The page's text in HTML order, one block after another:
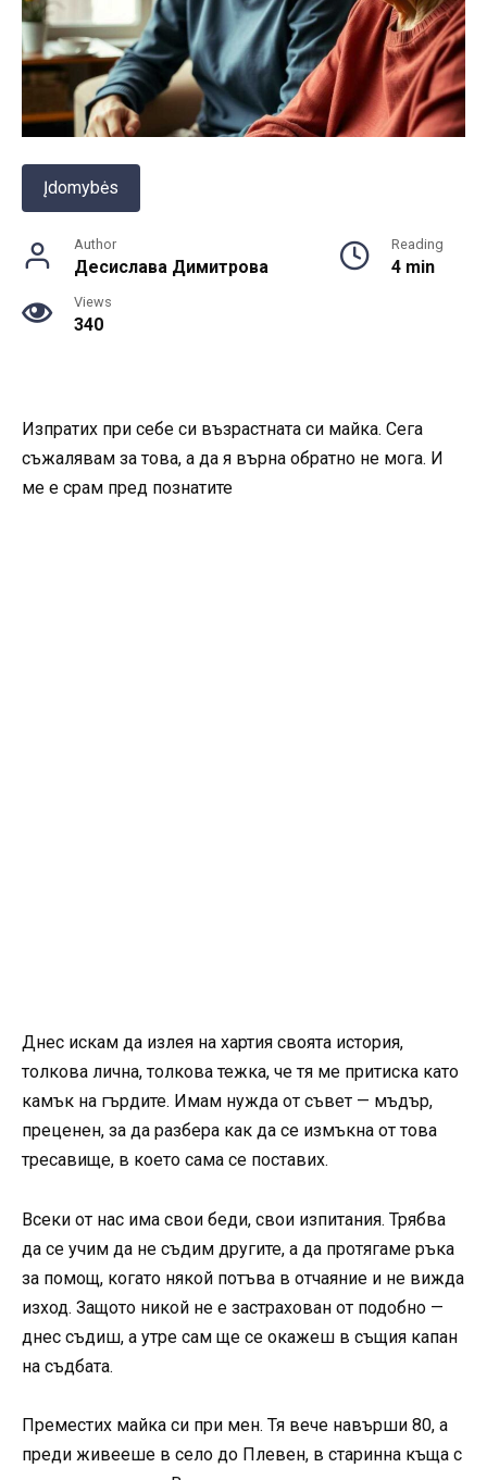
Įdomybės
Author
Десислава Димитрова
Reading
4 min
Views
340
Изпратих при себе си възрастната си майка. Сега
съжалявам за това, а да я върна обратно не мога. И
ме е срам пред познатите
Днес искам да излея на хартия своята история,
толкова лична, толкова тежка, че тя ме притиска като
камък на гърдите. Имам нужда от съвет — мъдър,
преценен, за да разбера как да се измъкна от това
тресавище, в което сама се поставих.
Всеки от нас има свои беди, свои изпитания. Трябва
да се учим да не съдим другите, а да протягаме ръка
за помощ, когато някой потъва в отчаяние и не вижда
изход. Защото никой не е застрахован от подобно —
днес съдиш, а утре сам ще се окажеш в същия капан
на съдбата.
Преместих майка си при мен. Тя вече навърши 80, а
преди живееше в село до Плевен, в старинна къща с